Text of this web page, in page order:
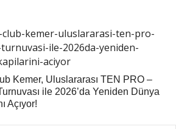
Kemer, Uluslararası TEN PRO –
ile 2026’da Yeniden Dünya
Açıyor!